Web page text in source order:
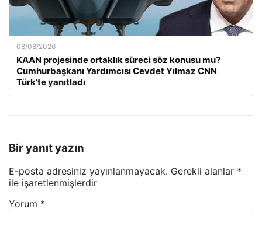
08/08/2026
KAAN projesinde ortaklık süreci söz konusu mu?
Cumhurbaşkanı Yardımcısı Cevdet Yılmaz CNN
Türk’te yanıtladı
Bir yanıt yazın
E-posta adresiniz yayınlanmayacak. Gerekli alanlar *
ile işaretlenmişlerdir
Yorum *